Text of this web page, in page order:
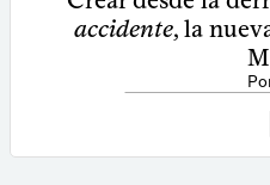
accidente, la